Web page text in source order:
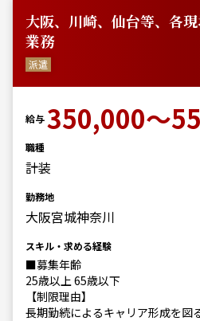
大阪、川崎、仙台等、各
業務
派遣
給与350,000～
職種
計装
勤務地
大阪宮城神奈川
スキル・求める経験
■募集年齢
25歳以上 65歳以下
【制限理由】
長期勤続によるキャリア形成を図